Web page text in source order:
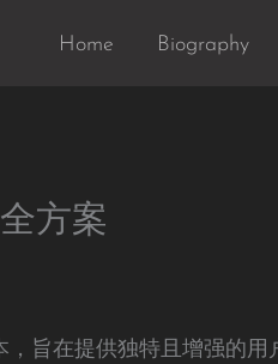
Home Biography
方案
旨在提供独特且增强的